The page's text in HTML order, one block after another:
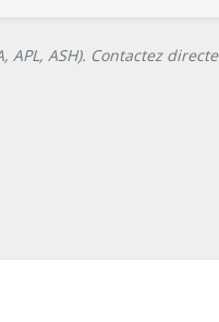
APL, ASH). Contactez